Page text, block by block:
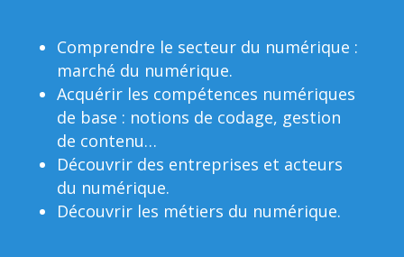
Comprendre le secteur du numérique :
marché du numérique.
Acquérir les compétences numériques
de base : notions de codage, gestion
de contenu…
Découvrir des entreprises et acteurs
du numérique.
Découvrir les métiers du numérique.